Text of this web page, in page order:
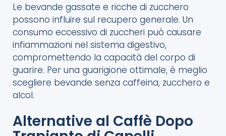
Le bevande gassate e ricche di zucchero
possono influire sul recupero generale. Un
consumo eccessivo di zuccheri può causare
infiammazioni nel sistema digestivo,
compromettendo la capacità del corpo di
guarire. Per una guarigione ottimale, è meglio
scegliere bevande senza caffeina, zucchero e
alcol.
Alternative al Caffè Dopo